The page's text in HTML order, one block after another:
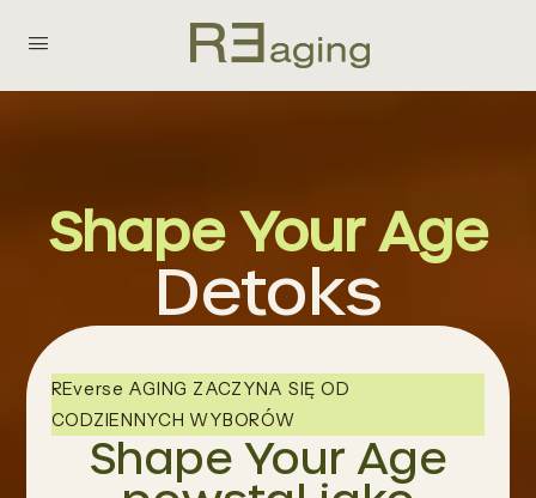
Shape Your Age
Detoks
REverse AGING ZACZYNA SIĘ OD
CODZIENNYCH WYBORÓW
Shape Your Age